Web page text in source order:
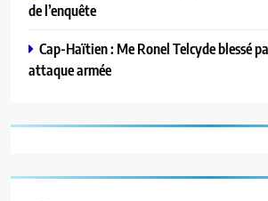
de l’enquête
Cap-Haïtien : Me Ronel Telcyde blessé
attaque armée